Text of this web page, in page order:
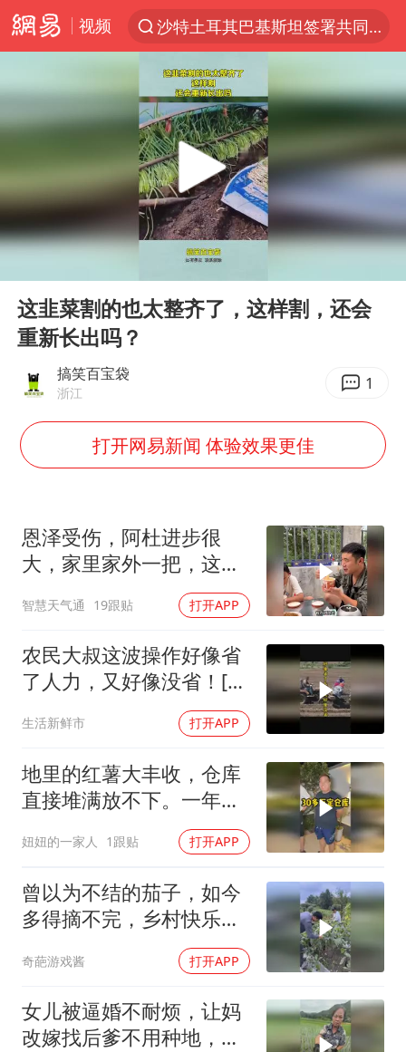
视频
沙特土耳其巴基斯坦签署共同防务协议
“秋天的第一杯奶茶”6岁了
全球首个长时储能一体化产业园量产
台风白海豚已进入24小时警戒线
中国女篮70-67险胜尼日利亚女篮
上海：台风白海豚或将带来龙卷风
38岁演员求职万岁山NPC成功
日本试射“战斧”导弹，国防部回应
胡彦斌获《歌手2026》歌王
我国外贸延续良好增长态势
“新疆阿勒泰八月能滑雪”不实
夯实基础开新局
Play
这韭菜割的也太整齐了，这样割，还会
重新长出吗？
搞笑百宝袋
浙江 1
打开网易新闻 体验效果更佳
恩泽受伤，阿杜进步很
大，家里家外一把，这才
智慧天气通 19跟贴 打开APP
农民大叔这波操作好像省
了人力，又好像没省！[捂
生活新鲜市 打开APP
地里的红薯大丰收，仓库
直接堆满放不下。一年的
租金算下来真不少。去找
小伙伴商量商量。好在咱
们种的农产品多，以后经
常要存放货物是刚需
妞妞的一家人 1跟贴 打开APP
曾以为不结的茄子，如今
多得摘不完，乡村快乐很
奇葩游戏酱 打开APP
女儿被逼婚不耐烦，让妈
改嫁找后爹不用种地，遭